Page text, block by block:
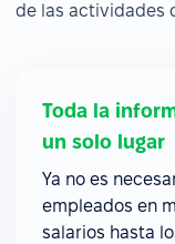
de las actividades
Toda la
un solo lugar
Ya no es
empleados en
salarios hasta